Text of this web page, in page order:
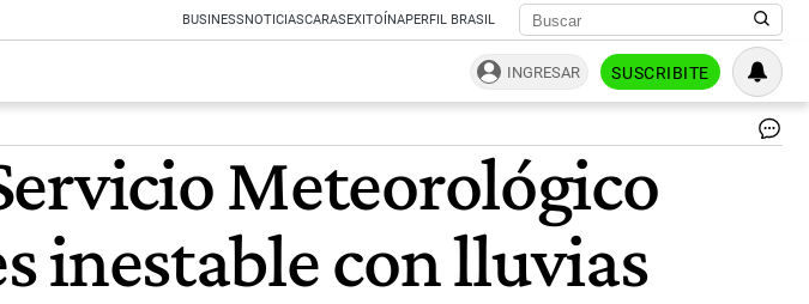
BUSINESSNOTICIASCARASEXITOÍNAPERFIL BRASIL
INGRESAR SUSCRIBITE
Meteorológico
inestable con lluvias